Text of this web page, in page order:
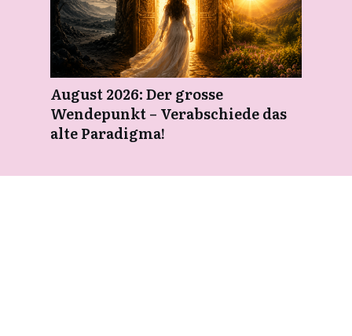
August 2026: Der grosse
Wendepunkt – Verabschiede das
alte Paradigma!